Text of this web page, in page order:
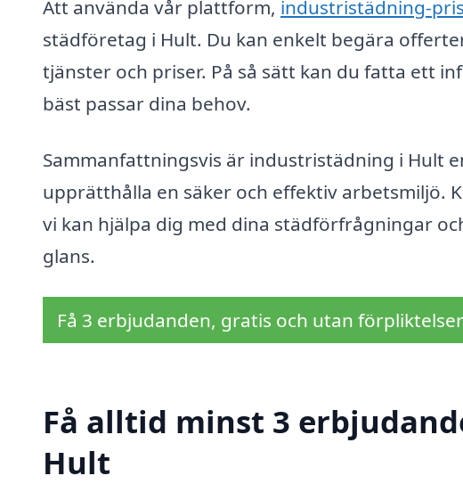
Att använda vår plattform, industristädning-
städföretag i Hult. Du kan enkelt begära
tjänster och priser. På så sätt kan du fatta ett
bäst passar dina behov.
Sammanfattningsvis är industristädning i Hult
upprätthålla en säker och effektiv arbetsmiljö.
vi kan hjälpa dig med dina städförfrågningar
glans.
Få 3 erbjudanden, gratis och utan förpliktelser
Få alltid minst 3
Hult